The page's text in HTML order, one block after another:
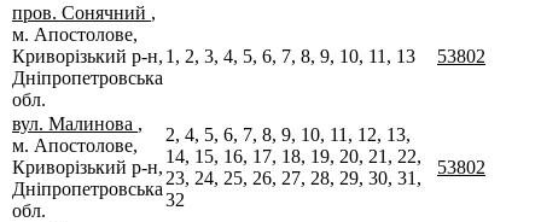
пров. Сонячний ,
м. Апостолове,
Криворізький р-н,
Дніпропетровська
обл.
1, 2, 3, 4, 5, 6, 7, 8, 9, 10, 11, 13 53802
вул. Малинова ,
м. Апостолове,
Криворізький р-н,
Дніпропетровська
обл.
2, 4, 5, 6, 7, 8, 9, 10, 11, 12, 13,
14, 15, 16, 17, 18, 19, 20, 21, 22,
23, 24, 25, 26, 27, 28, 29, 30, 31,
32
53802